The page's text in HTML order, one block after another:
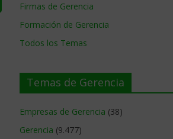
Firmas de Gerencia
Formación de Gerencia
Todos los Temas
Temas de Gerencia
Empresas de Gerencia (38)
Gerencia (9.477)